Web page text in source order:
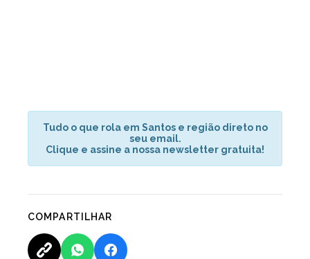
Tudo o que rola em Santos e região direto no
seu email.
Clique e assine a nossa newsletter gratuita!
COMPARTILHAR